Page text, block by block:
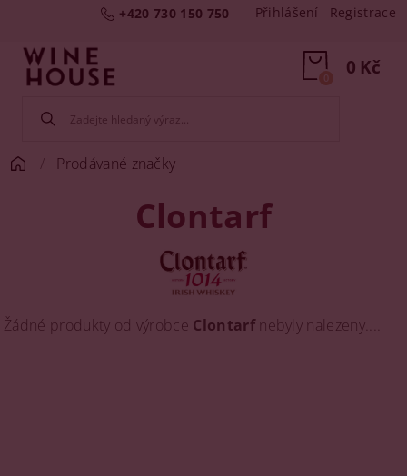
+420 730 150 750 Přihlášení Registrace
0 Kč
0
Prodávané značky
Clontarf
Žádné produkty od výrobce Clontarfnebyly nalezeny....